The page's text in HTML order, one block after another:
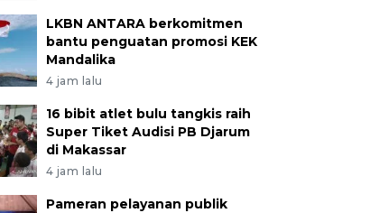
LKBN ANTARA berkomitmen
bantu penguatan promosi KEK
Mandalika
4 jam lalu
16 bibit atlet bulu tangkis raih
Super Tiket Audisi PB Djarum
di Makassar
4 jam lalu
Pameran pelayanan publik